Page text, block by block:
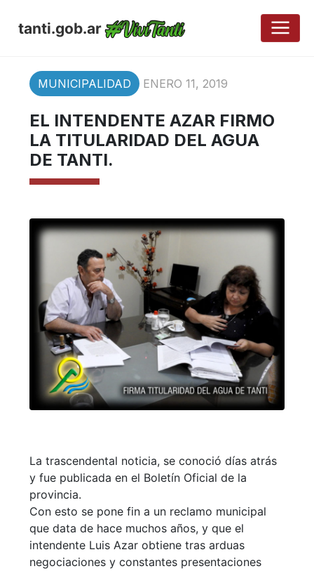
tanti.gob.ar
MUNICIPALIDAD ENERO 11, 2019
EL INTENDENTE AZAR FIRMO
LA TITULARIDAD DEL AGUA
DE TANTI.
La trascendental noticia, se conoció días atrás
y fue publicada en el Boletín Oficial de la
provincia.
Con esto se pone fin a un reclamo municipal
que data de hace muchos años, y que el
intendente Luis Azar obtiene tras arduas
negociaciones y constantes presentaciones